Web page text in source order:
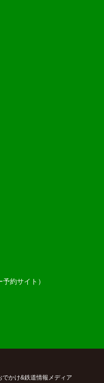
約サイト）
かけ&鉄道情報メディア